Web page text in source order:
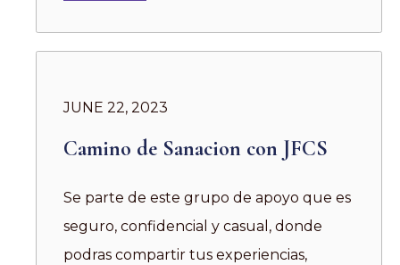
JUNE 22, 2023
Camino de Sanacion con JFCS
Se parte de este grupo de apoyo que es
seguro, confidencial y casual, donde
podras compartir tus experiencias,